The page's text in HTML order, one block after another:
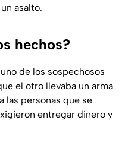
asalto.
hechos?
de los sospechosos
el otro llevaba un arma
las personas que se
entregar dinero y